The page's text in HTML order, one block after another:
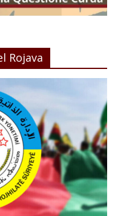
Rojava